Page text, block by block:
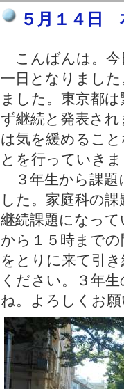
５月１４日
こんばんは。今
一日となりまし
ました。東京都
ず継続と発表さ
は気を緩めるこ
とを行っていき
３年生から課題
した。家庭科の
継続課題になっ
から１５時まで
をとりに来て引
ください。３年
ね。よろしくお